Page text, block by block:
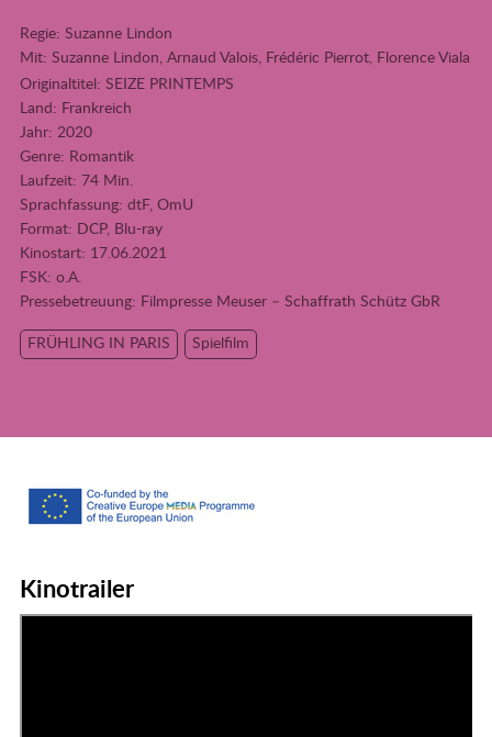
Regie: Suzanne Lindon
Mit: Suzanne Lindon, Arnaud Valois, Frédéric Pierrot, Florence Viala
Originaltitel: SEIZE PRINTEMPS
Land: Frankreich
Jahr: 2020
Genre: Romantik
Laufzeit: 74 Min.
Sprachfassung: dtF, OmU
Format: DCP, Blu-ray
Kinostart: 17.06.2021
FSK: o.A.
Pressebetreuung: Filmpresse Meuser – Schaffrath Schütz GbR
FRÜHLING IN PARIS
Spielfilm
Kinotrailer